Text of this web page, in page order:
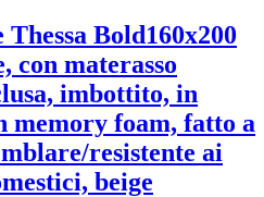
Bold160x200
con materasso
imbottito, in
memory foam, fatto a
resistente ai
beige